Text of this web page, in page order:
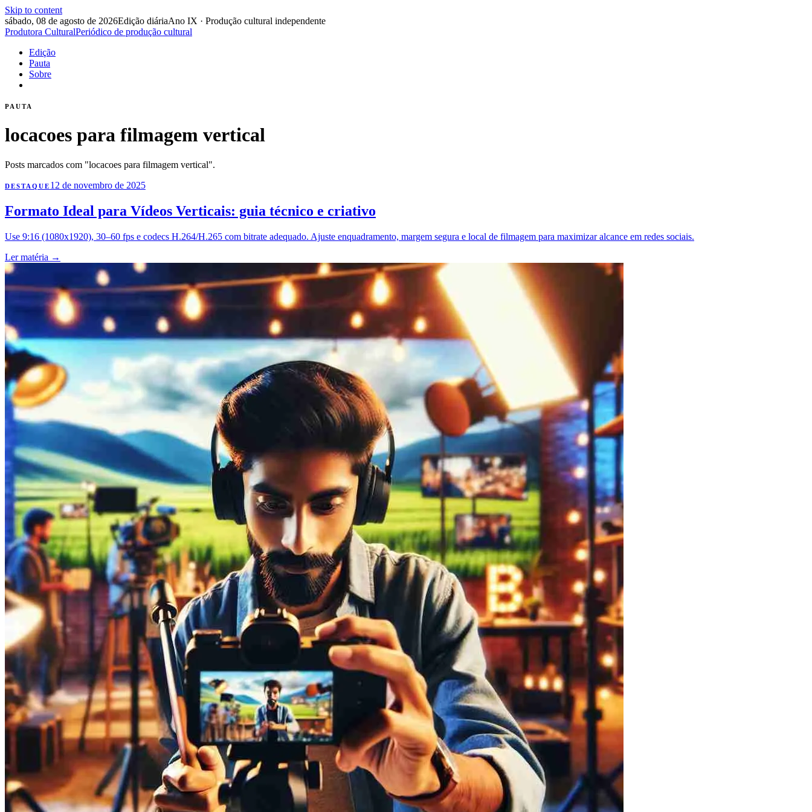
Skip to content
sábado, 08 de agosto de 2026Edição diáriaAno IX · Produção cultural independente
Produtora CulturalPeriódico de produção cultural
Edição
Pauta
Sobre
PAUTA
locacoes para filmagem vertical
Posts marcados com "locacoes para filmagem vertical".
DESTAQUE 12 de novembro de 2025
Formato Ideal para Vídeos Verticais: guia técnico e criativo
Use 9:16 (1080x1920), 30–60 fps e codecs H.264/H.265 com bitrate adequado. Ajuste enquadramento, margem segura e local de filmagem para maximizar alcance em redes sociais.
Ler matéria →